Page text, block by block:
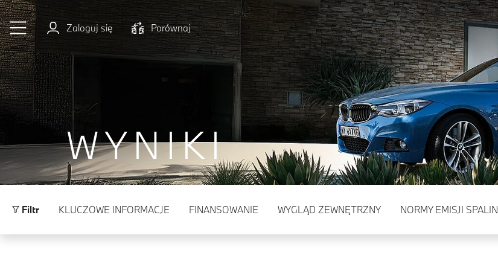
Przejdź do głównej treści
Zaloguj się
Porównaj
WYNIKI
Filtr KLUCZOWE INFORMACJE FINANSOWANIE WYGLĄD ZEWNĘTRZNY NORMY EMISJI SPALIN